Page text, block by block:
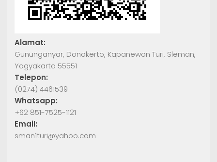
Alamat:
Gununganyar, Donokerto, Kapanewon Turi, Sleman,
Yogyakarta 55551
Telepon:
(0274) 4461539
Whatsapp:
+62 851-7525-1121
Email:
sman1turi@yahoo.com